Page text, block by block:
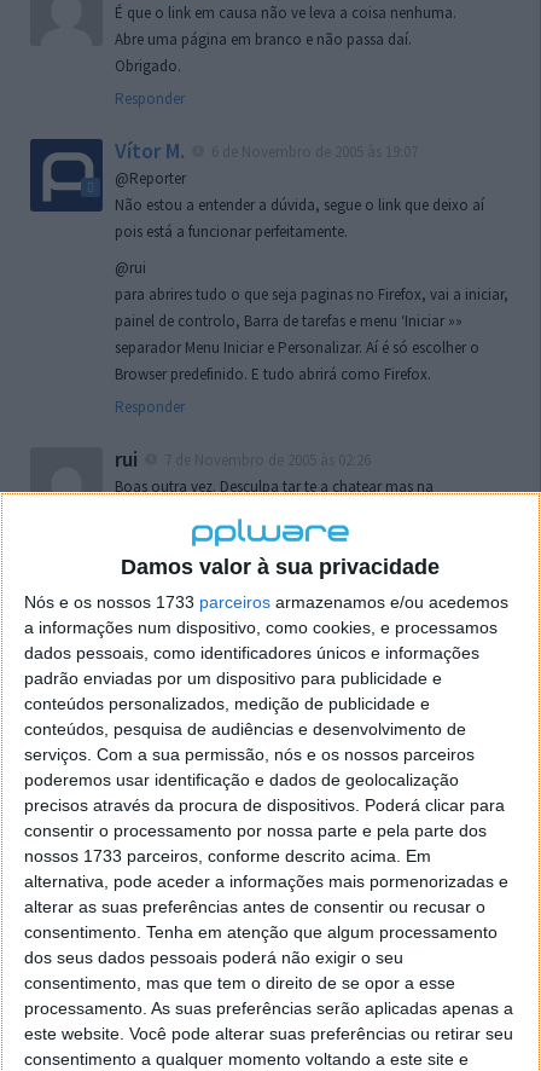
Damos valor à sua privacidade
Nós e os nossos 1733 parceiros armazenamos e/ou acedemos
a informações num dispositivo, como cookies, e processamos
dados pessoais, como identificadores únicos e informações
padrão enviadas por um dispositivo para publicidade e
conteúdos personalizados, medição de publicidade e
conteúdos, pesquisa de audiências e desenvolvimento de
serviços. Com a sua permissão, nós e os nossos parceiros
poderemos usar identificação e dados de geolocalização
precisos através da procura de dispositivos. Poderá clicar para
consentir o processamento por nossa parte e pela parte dos
nossos 1733 parceiros, conforme descrito acima. Em
alternativa, pode aceder a informações mais pormenorizadas e
alterar as suas preferências antes de consentir ou recusar o
consentimento. Tenha em atenção que algum processamento
dos seus dados pessoais poderá não exigir o seu
consentimento, mas que tem o direito de se opor a esse
processamento. As suas preferências serão aplicadas apenas a
este website. Você pode alterar suas preferências ou retirar seu
consentimento a qualquer momento voltando a este site e
É que o link em causa não ve leva a coisa nenhuma.
Abre uma página em branco e não passa daí.
Obrigado.
Responder
Vítor M.
@Reporter
Não estou a entender a dúvida, segue o link que deixo aí
pois está a funcionar perfeitamente.
@rui
para abrires tudo o que seja paginas no Firefox, vai a iniciar,
painel de controlo, Barra de tarefas e menu ‘Iniciar »»
separador Menu Iniciar e Personalizar. Aí é só escolher o
Browser predefinido. E tudo abrirá como Firefox.
Responder
rui
Boas outra vez. Desculpa tar te a chatear mas na
o firefox como browser predefenido
de control tudo e nada. Tou a comecar a desesperar, ate ja
tentei apagar o explorer na tentativa de forçar o uso do
firefox mas em vao. Kaso te lembres de outra dica fico
agradecido, caso contrario obrigado a mesma
Responder
Vítor M.
7 de Novembro de 2005 às 01:39
@Reporter
Desculpa mas o link funciona. Seja como for segue por mail
o MSn Messenger 8.
Responder
Vítor M.
7 de Novembro de 2005 às 11:21
@Rui
Tens de encontrar o que te falei. Faz da seguinte maneira,
janela iniciar e no topo dessa janela com o botão direito do
rato faz propriedades. Depois no separador Menu ‘Iniciar’
clica no botão ‘Personalizar’ aí encontrarás no separador
geral a opção para escolheres o Browser com que queres